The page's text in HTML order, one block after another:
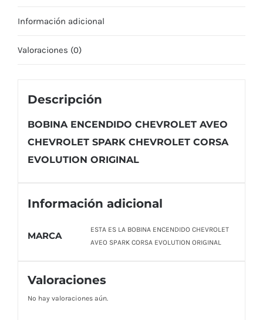
Información adicional
Valoraciones (0)
Descripción
BOBINA ENCENDIDO CHEVROLET AVEO
CHEVROLET SPARK CHEVROLET CORSA
EVOLUTION ORIGINAL
Información adicional
MARCA
ESTA ES LA BOBINA ENCENDIDO CHEVROLET
AVEO SPARK CORSA EVOLUTION ORIGINAL
Valoraciones
No hay valoraciones aún.